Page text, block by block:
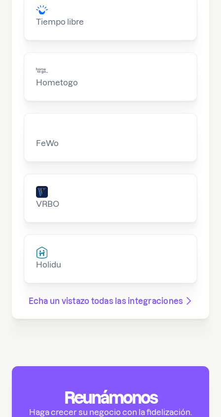
Tiempo libre
Hometogo
FeWo
VRBO
Holidu
Echa un vistazo todas las integraciones
Reunámonos
Haga crecer su negocio con la fidelización.